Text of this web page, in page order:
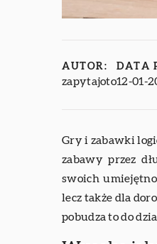
AUTOR:
zapytajoto
DATA
12-01-
Gry i zabawki
zabawy przez
swoich
lecz także dla
pobudza to do